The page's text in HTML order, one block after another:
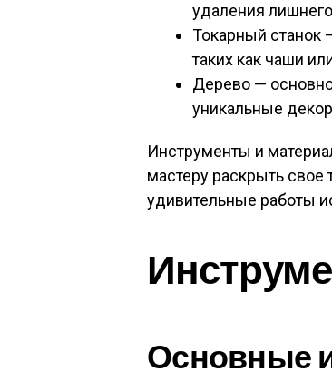
удаления
Токарный станок
таких как чаши
Дерево —
уникальные
Инструменты и
мастеру раскрыть свое
удивительные работы
Основные